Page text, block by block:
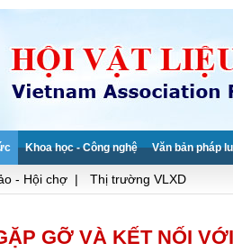
Khoa học - Công nghệ Văn bản pháp
- Hội chợ | Thị trường VLXD
GỠ VÀ KẾT NỐI